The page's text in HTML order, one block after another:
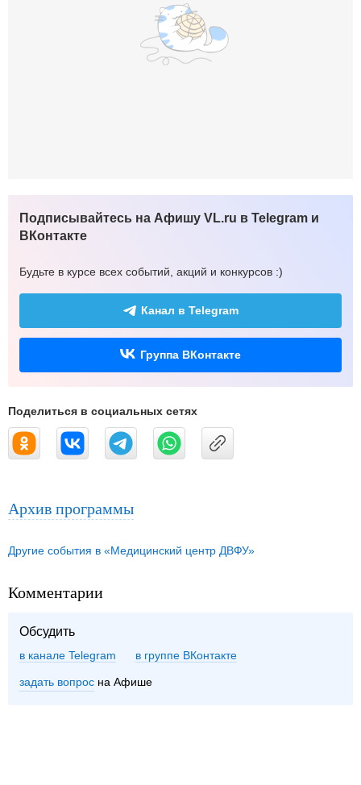
Подписывайтесь на Афишу VL.ru в Telegram и
ВКонтакте
Будьте в курсе всех событий, акций и конкурсов :)
Канал в Telegram
Группа ВКонтакте
Поделиться в социальных сетях
Архив программы
Другие события в «Медицинский центр ДВФУ»
Комментарии
Обсудить
в канале Telegram группе ВКонтакте
задать вопрос на Афише